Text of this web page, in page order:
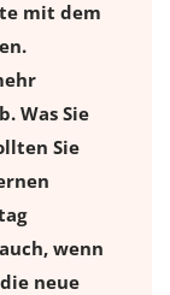
mit dem
Was Sie
Sie
wenn
neue